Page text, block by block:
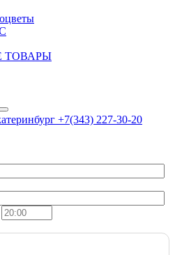
ТОВАРЫ
+7(343) 227-30-20